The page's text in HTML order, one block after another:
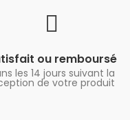
ou remboursé
les 14 jours suivant la
de votre produit